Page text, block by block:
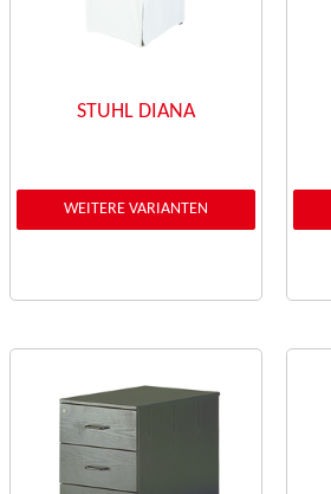
STUHL DIANA
WEITERE VARIANTEN